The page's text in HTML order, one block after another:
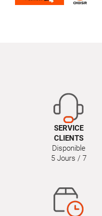
SERVICE
CLIENTS
Disponible
5 Jours / 7